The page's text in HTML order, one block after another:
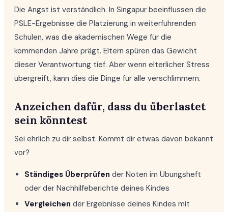
Die Angst ist verständlich. In Singapur beeinflussen die
PSLE-Ergebnisse die Platzierung in weiterführenden
Schulen, was die akademischen Wege für die
kommenden Jahre prägt. Eltern spüren das Gewicht
dieser Verantwortung tief. Aber wenn elterlicher Stress
übergreift, kann dies die Dinge für alle verschlimmern.
Anzeichen dafür, dass du überlastet
sein könntest
Sei ehrlich zu dir selbst. Kommt dir etwas davon bekannt
vor?
Ständiges Überprüfen der Noten im Übungsheft
oder der Nachhilfeberichte deines Kindes
Vergleichen der Ergebnisse deines Kindes mit